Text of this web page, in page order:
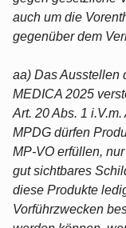
auch um die
gegenüber dem
aa) Das Ausstellen
MEDICA 2025
Art. 20 Abs. 1
MPDG dürfen
MP-VO erfüllen,
gut sichtbares
diese Produkte
Vorführzwecken